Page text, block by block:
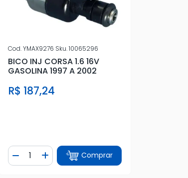
Cod.YMAX9276 Sku.10065296
BICO INJ CORSA 1.6 16V
GASOLINA 1997 A 2002
R$ 187,24
Diminuir Quantidade
Quantidade
Adicionar Quantidade
Comprar